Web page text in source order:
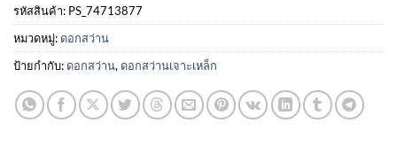
รหัสสินค้า: PS_74713877
หมวดหมู่: ดอกสว่าน
ป้ายกำกับ: ดอกสว่าน, ดอกสว่านเจาะเหล็ก